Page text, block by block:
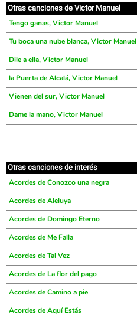
Otras canciones de Victor Manuel
Tengo ganas, Victor Manuel
Tu boca una nube blanca, Victor Manuel
Dile a ella, Victor Manuel
la Puerta de Alcalá, Victor Manuel
Vienen del sur, Victor Manuel
Dame la mano, Victor Manuel
Otras canciones de interés
Acordes de Conozco una negra
Acordes de Aleluya
Acordes de Domingo Eterno
Acordes de Me Falla
Acordes de Tal Vez
Acordes de La flor del pago
Acordes de Camino a pie
Acordes de Aquí Estás